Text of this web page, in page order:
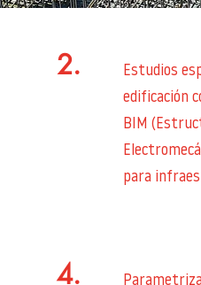
2.
Estudios
edificación
BIM
para
4.